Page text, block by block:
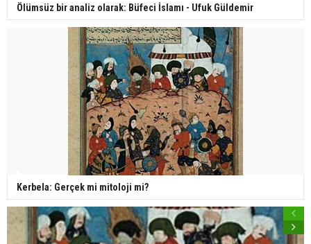
Ölümsüz bir analiz olarak: Büfeci İslamı - Ufuk Güldemir
Kerbela: Gerçek mi mitoloji mi?